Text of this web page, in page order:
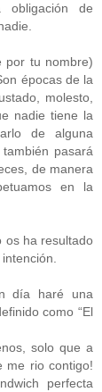
obligación de
por tu nombre)
épocas de la
molesto,
nadie tiene la
de alguna
pasará
de manera
en la
os ha resultado
día haré una
como “El
solo que a
me rio contigo!
perfecta